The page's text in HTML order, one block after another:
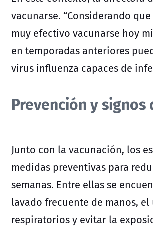
vacunarse. “Considerando
muy efectivo vacunarse hoy
en temporadas anteriores
virus influenza capaces de
Prevención y
Junto con la vacunación, los
medidas preventivas para
semanas. Entre ellas se
lavado frecuente de manos,
respiratorios y evitar la